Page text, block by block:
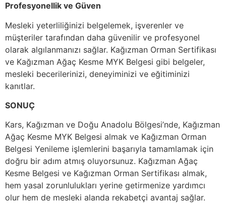
Profesyonellik ve Güven
Mesleki yeterliliğinizi belgelemek, işverenler ve
müşteriler tarafından daha güvenilir ve profesyonel
olarak algılanmanızı sağlar. Kağızman Orman Sertifikası
ve Kağızman Ağaç Kesme MYK Belgesi gibi belgeler,
mesleki becerilerinizi, deneyiminizi ve eğitiminizi
kanıtlar.
SONUÇ
Kars, Kağızman ve Doğu Anadolu Bölgesi’nde, Kağızman
Ağaç Kesme MYK Belgesi almak ve Kağızman Orman
Belgesi Yenileme işlemlerini başarıyla tamamlamak için
doğru bir adım atmış oluyorsunuz. Kağızman Ağaç
Kesme Belgesi ve Kağızman Orman Sertifikası almak,
hem yasal zorunlulukları yerine getirmenize yardımcı
olur hem de mesleki alanda rekabetçi avantaj sağlar.